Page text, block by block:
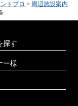
トプロ > 周辺施設案内
探す
ー様